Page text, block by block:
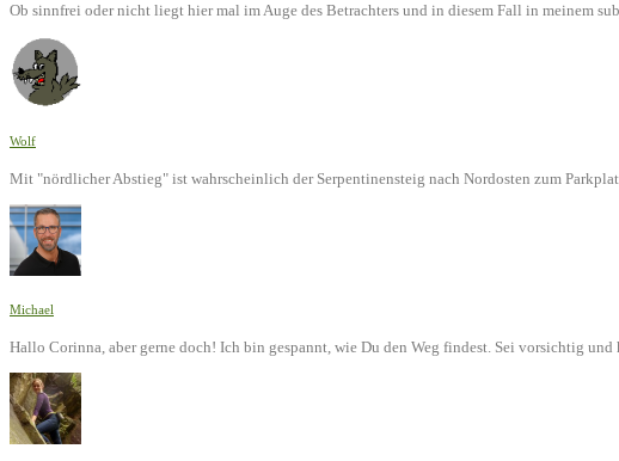
Ob sinnfrei oder nicht liegt hier mal im Auge des Betrachters und in diesem Fall in meinem
Wolf
Mit "nördlicher Abstieg" ist wahrscheinlich der Serpentinensteig nach Nordosten zum
Michael
Hallo Corinna, aber gerne doch! Ich bin gespannt, wie Du den Weg findest. Sei vorsichtig